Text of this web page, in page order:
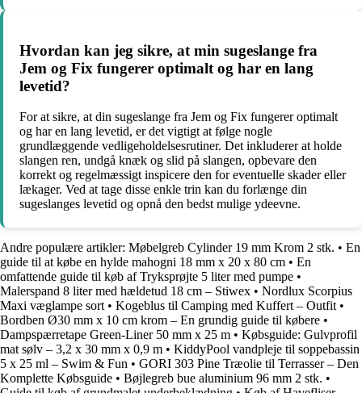
Hvordan kan jeg sikre, at min sugeslange fra
Jem og Fix fungerer optimalt og har en lang
levetid?
For at sikre, at din sugeslange fra Jem og Fix fungerer optimalt
og har en lang levetid, er det vigtigt at følge nogle
grundlæggende vedligeholdelsesrutiner. Det inkluderer at holde
slangen ren, undgå knæk og slid på slangen, opbevare den
korrekt og regelmæssigt inspicere den for eventuelle skader eller
lækager. Ved at tage disse enkle trin kan du forlænge din
sugeslanges levetid og opnå den bedst mulige ydeevne.
Andre populære artikler: Møbelgreb Cylinder 19 mm Krom 2 stk. • En
guide til at købe en hylde mahogni 18 mm x 20 x 80 cm • En
omfattende guide til køb af Tryksprøjte 5 liter med pumpe •
Malerspand 8 liter med hældetud 18 cm – Stiwex • Nordlux Scorpius
Maxi væglampe sort• Kogeblus til Camping med Kuffert – Outfit•
Bordben Ø30 mm x 10 cm krom – En grundig guide til købere •
Dampspærretape Green-Liner 50 mm x 25 m • Købsguide: Gulvprofil
mat sølv – 3,2 x 30 mm x 0,9 m • KiddyPool vandpleje til soppebassin
5 x 25 ml – Swim & Fun • GORI 303 Pine Træolie til Terrasser – Den
Komplette Købsguide • Bøjlegreb bue aluminium 96 mm 2 stk. •